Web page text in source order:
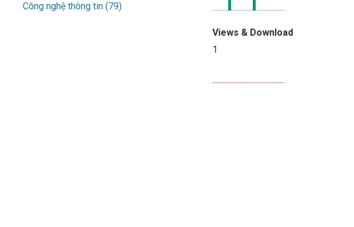
Công nghệ thông tin (79)
Views & Download
1